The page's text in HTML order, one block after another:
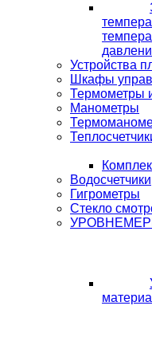
Устройства
Шкафы
Термометры
Манометры
Водосчетчики
Гигрометры
Стекло